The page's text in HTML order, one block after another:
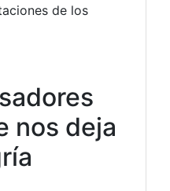
de los
nos deja